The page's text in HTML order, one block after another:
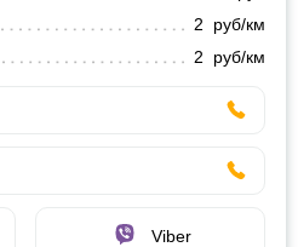
2 руб/км
2 руб/км
Viber